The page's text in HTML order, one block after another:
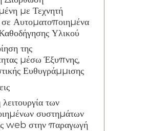
με Τεχνητή
Αυτοματοποιημένα
Υλικού
της
μέσω Έξυπνης,
Ευθυγράμμισης
των
συστημάτων
web στην παραγωγή